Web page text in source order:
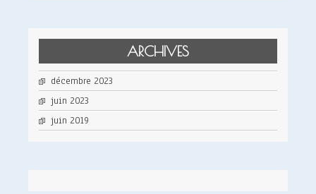
ARCHIVES
décembre 2023
juin 2023
juin 2019